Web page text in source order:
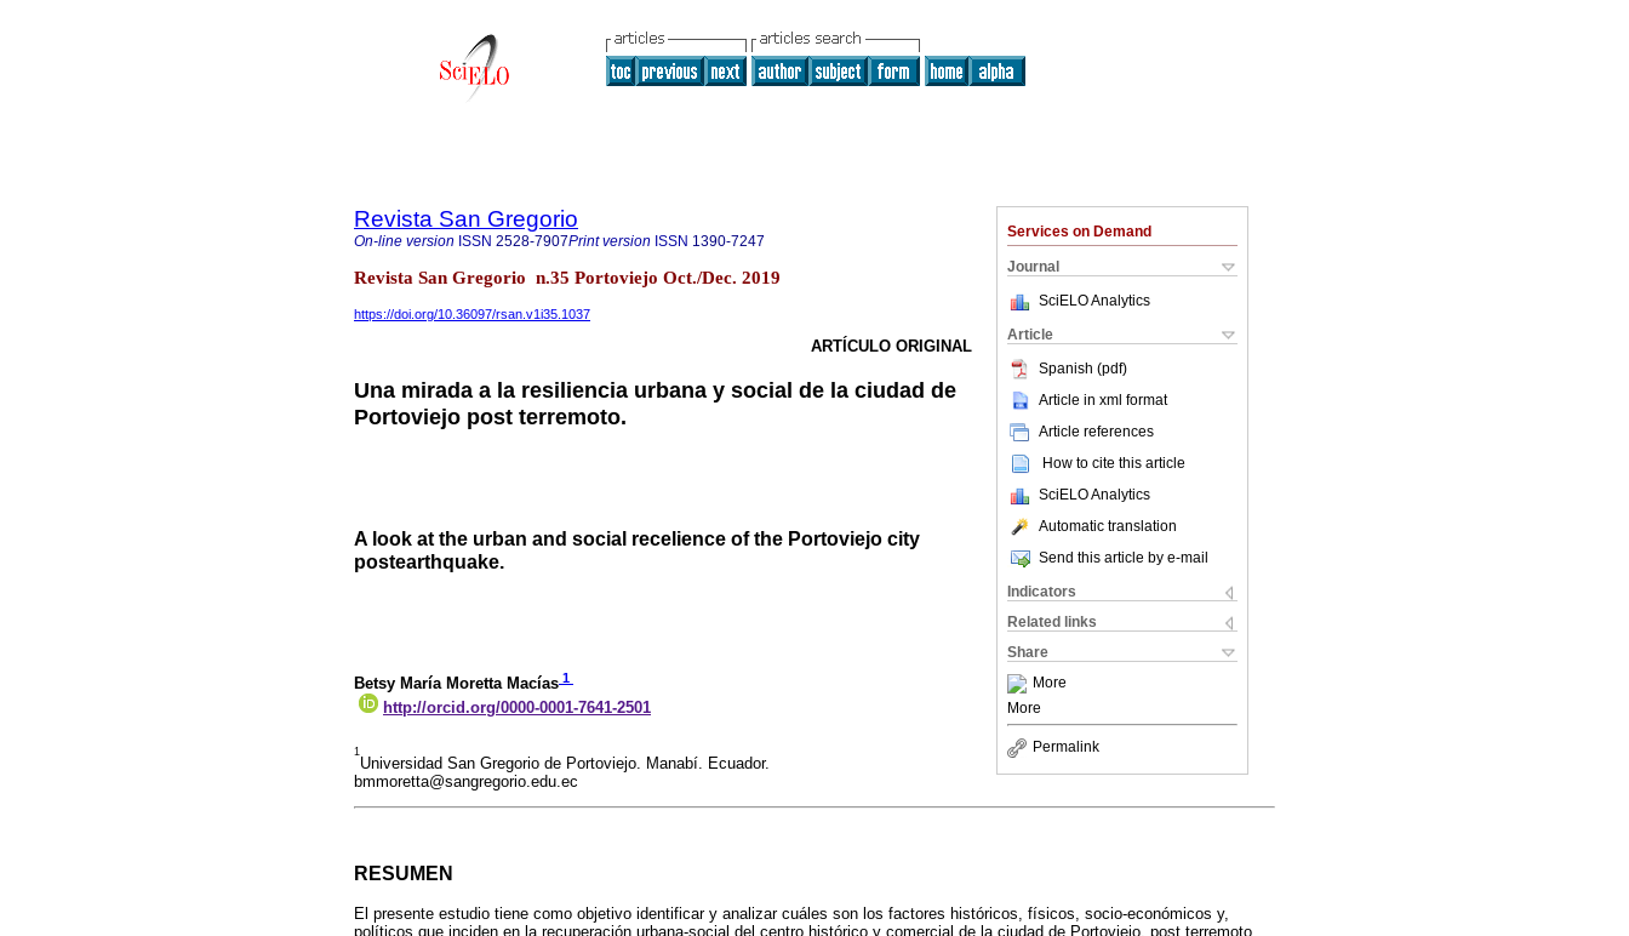
Services on Demand
Journal
SciELO Analytics
Article
Spanish (pdf)
Article in xml format
Article references
How to cite this article
SciELO Analytics
Automatic translation
Send this article by e-mail
Indicators
Related links
Share
More
More
Permalink
Revista San Gregorio
On-line version ISSN 2528-7907Print version ISSN 1390-7247
Revista San Gregorio n.35 Portoviejo Oct./Dec. 2019
https://doi.org/10.36097/rsan.v1i35.1037
ARTÍCULO ORIGINAL
Una mirada a la resiliencia urbana y social de la ciudad de
Portoviejo post terremoto.
A look at the urban and social recelience of the Portoviejo city
postearthquake.
Betsy María Moretta Macías 1
http://orcid.org/0000-0001-7641-2501
1
Universidad San Gregorio de Portoviejo. Manabí. Ecuador.
bmmoretta@sangregorio.edu.ec
RESUMEN
El presente estudio tiene como objetivo identificar y analizar cuáles son los factores históricos, físicos, socio-económicos y,
políticos que inciden en la recuperación urbana-social del centro histórico y comercial de la ciudad de Portoviejo, post terremoto